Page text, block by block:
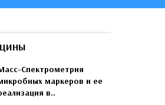
Спектрометрия
маркеров и ее
в..